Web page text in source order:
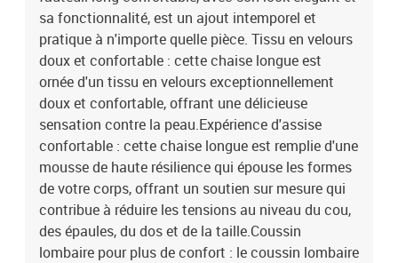
sa fonctionnalité, est un ajout intemporel et
pratique à n'importe quelle pièce. Tissu en velours
doux et confortable : cette chaise longue est
ornée d'un tissu en velours exceptionnellement
doux et confortable, offrant une délicieuse
sensation contre la peau.Expérience d'assise
confortable : cette chaise longue est remplie d'une
mousse de haute résilience qui épouse les formes
de votre corps, offrant un soutien sur mesure qui
contribue à réduire les tensions au niveau du cou,
des épaules, du dos et de la taille.Coussin
lombaire pour plus de confort : le coussin lombaire